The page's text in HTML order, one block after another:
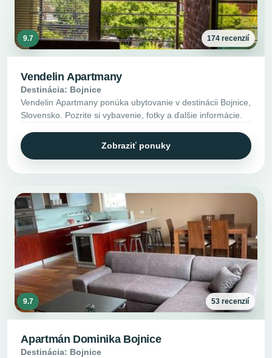
9.7 174 recenzií
Vendelin Apartmany
Destinácia: Bojnice
Vendelin Apartmany ponúka ubytovanie v destinácii Bojnice,
Slovensko. Pozrite si vybavenie, fotky a ďalšie informácie.
Zobraziť ponuky
9.7 53 recenzií
Apartmán Dominika Bojnice
Destinácia: Bojnice